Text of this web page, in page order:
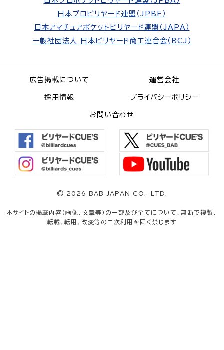
日本プロビリヤード連盟（JPBF）
日本アマチュアポケットビリヤード連盟（JAPA）
一般社団法人 日本ビリヤード商工連合会（BCJ）
広告掲載について 運営会社
採用情報 プライバシーポリシー
お問い合わせ
© 2026 BAB JAPAN CO., LTD.
本サイトの掲載内容（画像、文章等）の一部及び全てについて、無断で複製、
転載、転用、改変等の二次利用を固く禁じます